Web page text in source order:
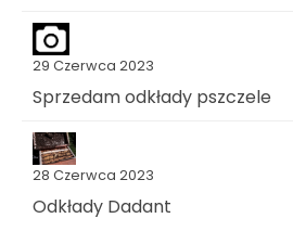
29 Czerwca 2023
Sprzedam odkłady pszczele
28 Czerwca 2023
Odkłady Dadant